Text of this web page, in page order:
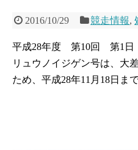
2016/10/29 競走情報,
平成28年度 第10回 第1
リュウノイジゲン号は、大
ため、平成28年11月18日ま